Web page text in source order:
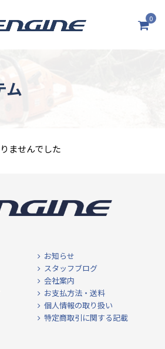
0
ム
ませんでした
お知らせ
スタッフブログ
会社案内
お支払方法・送料
個人情報の取り扱い
特定商取引に関する記載